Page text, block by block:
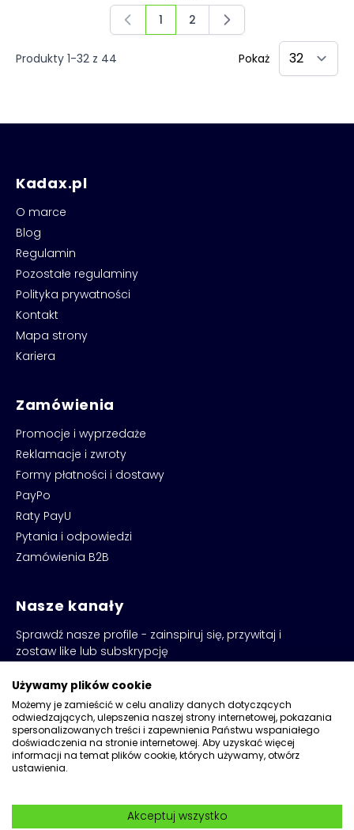
Produkty 1-32 z 44
Aktualnie czytasz stronę
1 Strona
2
Pokaż
Kadax.pl
O marce
Blog
Regulamin
Pozostałe regulaminy
Polityka prywatności
Kontakt
Mapa strony
Kariera
Zamówienia
Promocje i wyprzedaże
Reklamacje i zwroty
Formy płatności i dostawy
PayPo
Raty PayU
Pytania i odpowiedzi
Zamówienia B2B
Nasze kanały
Sprawdź nasze profile - zainspiruj się, przywitaj i
zostaw like lub subskrypcję
Używamy plików cookie
Możemy je zamieścić w celu analizy danych dotyczących
odwiedzających, ulepszenia naszej strony internetowej, pokazania
spersonalizowanych treści i zapewnienia Państwu wspaniałego
doświadczenia na stronie internetowej. Aby uzyskać więcej
informacji na temat plików cookie, których używamy, otwórz
ustawienia.
Akceptuj wszystko